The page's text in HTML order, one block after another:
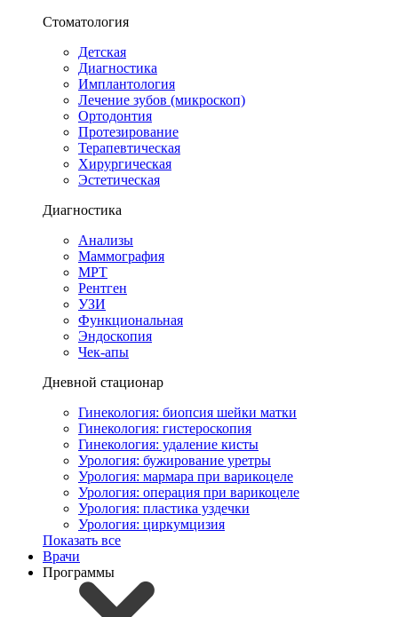
Стоматология
Детская
Диагностика
Имплантология
Лечение зубов (микроскоп)
Ортодонтия
Протезирование
Терапевтическая
Хирургическая
Эстетическая
Диагностика
Анализы
Маммография
МРТ
Рентген
УЗИ
Функциональная
Эндоскопия
Чек-апы
Дневной стационар
Гинекология: биопсия шейки матки
Гинекология: гистероскопия
Гинекология: удаление кисты
Урология: бужирование уретры
Урология: мармара при варикоцеле
Урология: операция при варикоцеле
Урология: пластика уздечки
Урология: циркумцизия
Показать все
Врачи
Программы